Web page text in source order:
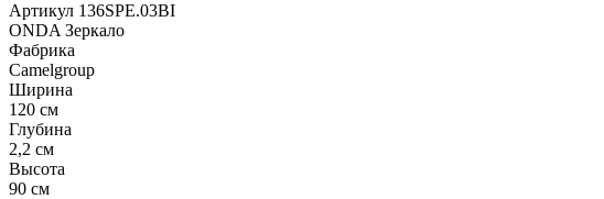
Артикул 136SPE.03BI
ONDA Зеркало
Фабрика
Camelgroup
Ширина
120 см
Глубина
2,2 см
Высота
90 см